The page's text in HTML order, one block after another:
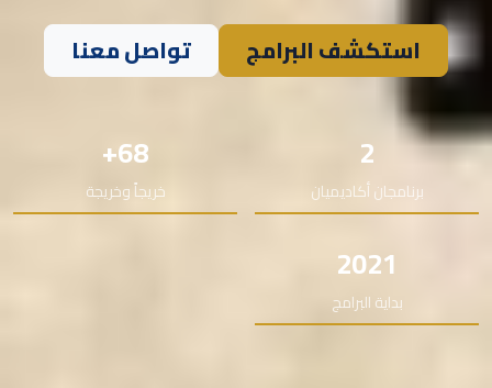
استكشف البرامج تواصل معنا
2
برنامجان أكاديميان
68+
خريجاً وخريجة
2021
بداية البرامج